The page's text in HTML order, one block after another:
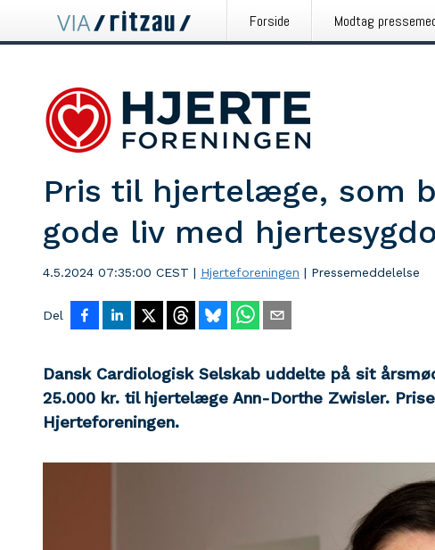
Forside Modtag
Pris til hjertelæge, som
gode liv med
4.5.2024 07:35:00 CEST | Hjerteforeningen | Pressemeddelelse
Del
Dansk Cardiologisk Selskab uddelte på sit
25.000 kr. til hjertelæge Ann-Dorthe Zwisler.
Hjerteforeningen.